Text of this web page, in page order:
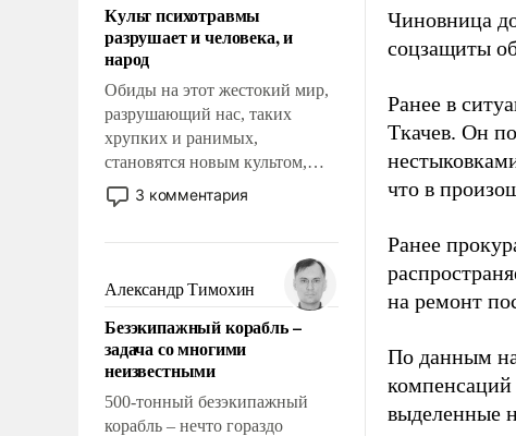
Культ психотравмы
разрушает и человека, и
народ
Обиды на этот жестокий мир,
разрушающий нас, таких
хрупких и ранимых,
становятся новым культом,
постепенно вытесняя и
отменяя традиционное
мужественным и твердым под
ударами судьбы, брать на себя
ответственность, помогать
слабым, идти вперед и
адаптироваться.
3 комментария
Александр Тимохин
Безэкипажный корабль –
задача со многими
неизвестными
500-тонный безэкипажный
корабль – нечто гораздо
Чиновница
соцзащиты
Ранее в
Ткачев. Он
что в
Ранее
на ремонт
По данным
компенсаций
выделенные